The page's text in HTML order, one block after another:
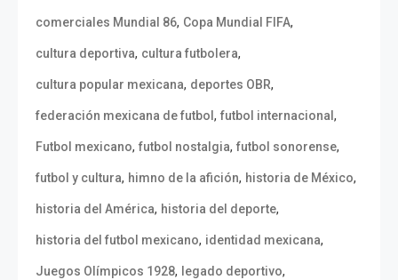
comerciales Mundial 86, Copa Mundial FIFA,
cultura deportiva, cultura futbolera,
cultura popular mexicana, deportes OBR,
federación mexicana de futbol , futbol internacional ,
Futbol mexicano, futbol nostalgia, futbol sonorense,
futbol y cultura, himno de la afición, historia de México,
historia del América, historia del deporte,
historia del futbol mexicano, identidad mexicana,
Juegos Olímpicos 1928, legado deportivo,